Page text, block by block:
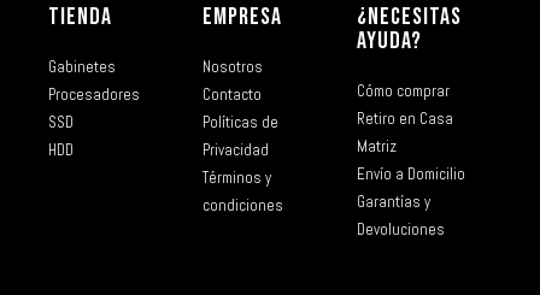
TIENDA
Gabinetes
Procesadores
SSD
HDD
EMPRESA
Nosotros
Contacto
Políticas de
Privacidad
Términos y
condiciones
¿NECESITAS
AYUDA?
Cómo comprar
Retiro en Casa
Matriz
Envío a Domicilio
Garantías y
Devoluciones